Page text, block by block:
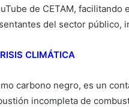
de CETAM, facilitando
del sector público,
CLIMÁTICA
carbono negro, es un
incompleta de